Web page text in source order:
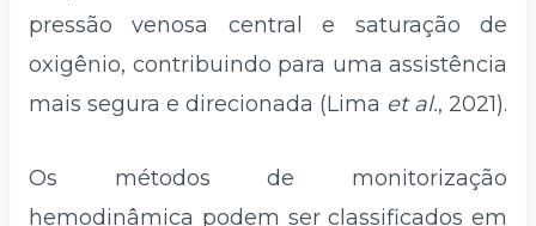
pressão venosa central e saturação de
oxigênio, contribuindo para uma assistência
mais segura e direcionada (Lima et al., 2021).
Os métodos de monitorização
hemodinâmica podem ser classificados em